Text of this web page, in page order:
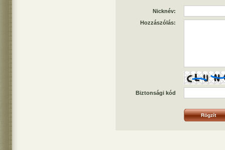
Nicknév:
Hozzászólás:
Biztonsági kód